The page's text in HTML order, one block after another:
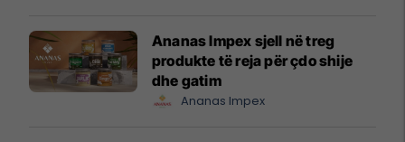
Ananas Impex sjell në treg
produkte të reja për çdo shije
dhe gatim
Ananas Impex